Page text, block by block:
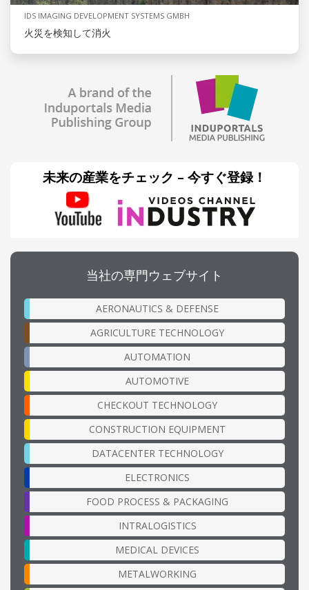
IDS IMAGING DEVELOPMENT SYSTEMS GMBH
火災を検知して消火
未来の産業をチェック – 今すぐ登録！
当社の専門ウェブサイト
AERONAUTICS & DEFENSE
AGRICULTURE TECHNOLOGY
AUTOMATION
AUTOMOTIVE
CHECKOUT TECHNOLOGY
CONSTRUCTION EQUIPMENT
DATACENTER TECHNOLOGY
ELECTRONICS
FOOD PROCESS & PACKAGING
INTRALOGISTICS
MEDICAL DEVICES
METALWORKING